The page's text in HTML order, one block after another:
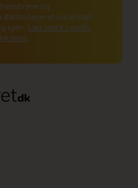
og
via e-mail.
igen. Læs mere i vores
post